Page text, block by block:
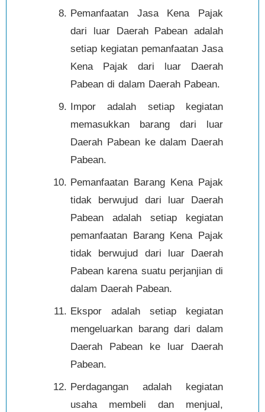
Pemanfaatan Jasa Kena Pajak
dari luar Daerah Pabean adalah
setiap kegiatan pemanfaatan Jasa
Kena Pajak dari luar Daerah
Pabean di dalam Daerah Pabean.
Impor adalah setiap kegiatan
memasukkan barang dari luar
Daerah Pabean ke dalam Daerah
Pabean.
Pemanfaatan Barang Kena Pajak
tidak berwujud dari luar Daerah
Pabean adalah setiap kegiatan
pemanfaatan Barang Kena Pajak
tidak berwujud dari luar Daerah
Pabean karena suatu perjanjian di
dalam Daerah Pabean.
Ekspor adalah setiap kegiatan
mengeluarkan barang dari dalam
Daerah Pabean ke luar Daerah
Pabean.
Perdagangan adalah kegiatan
usaha membeli dan menjual,